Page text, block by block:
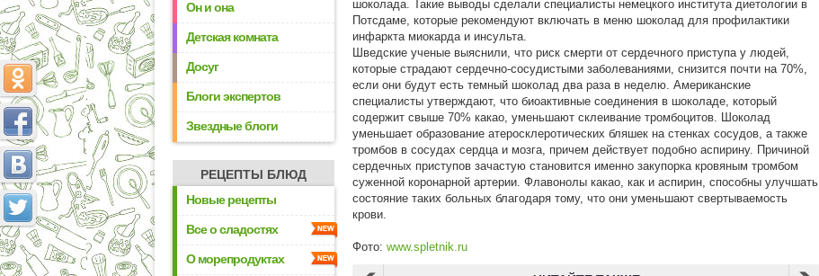
Он и она
Детская комната
Досуг
Блоги экспертов
Звездные блоги
РЕЦЕПТЫ БЛЮД
Новые рецепты
Все о сладостях
О морепродуктах
шоколада. Такие выводы сделали специалисты немецкого института диетологии в
Потсдаме, которые рекомендуют включать в меню шоколад для профилактики
инфаркта миокарда и инсульта.
Шведские ученые выяснили, что риск смерти от сердечного приступа у людей,
которые страдают сердечно-сосудистыми заболеваниями, снизится почти на 70%,
если они будут есть темный шоколад два раза в неделю. Американские
специалисты утверждают, что биоактивные соединения в шоколаде, который
содержит свыше 70% какао, уменьшают склеивание тромбоцитов. Шоколад
уменьшает образование атеросклеротических бляшек на стенках сосудов, а также
тромбов в сосудах сердца и мозга, причем действует подобно аспирину. Причиной
сердечных приступов зачастую становится именно закупорка кровяным тромбом
суженной коронарной артерии. Флавонолы какао, как и аспирин, способны улучшать
состояние таких больных благодаря тому, что они уменьшают свертываемость
крови.
Фото: www.spletnik.ru